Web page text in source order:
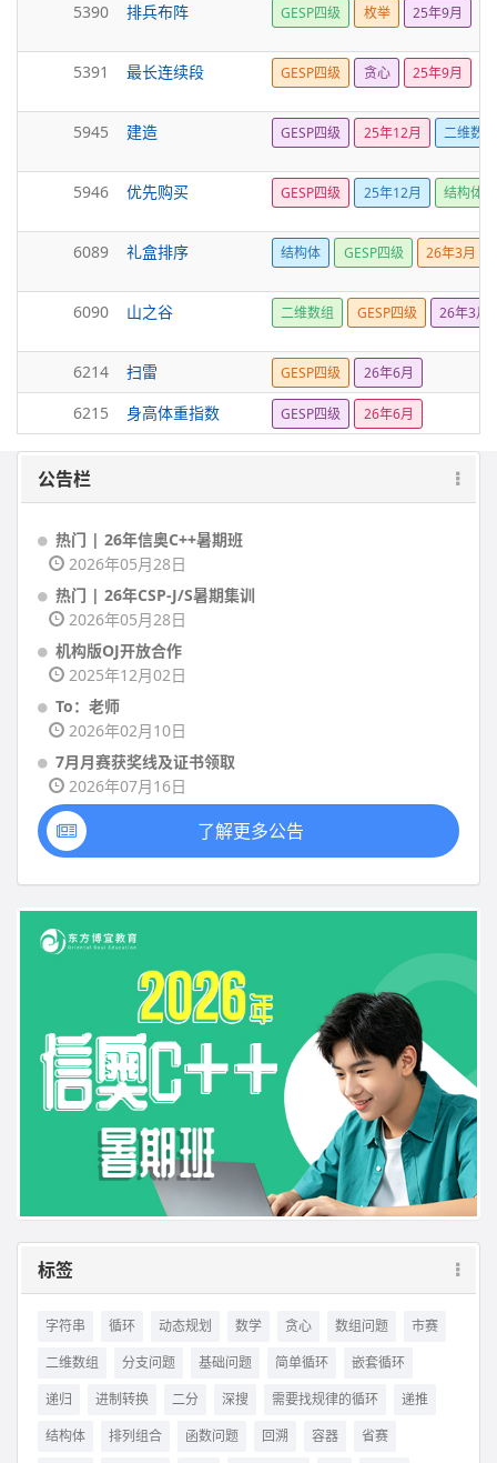
5390 排兵布阵 GESP四级 枚举 25年9月
5391 最长连续段 GESP四级 贪心 25年9月
5945 建造 GESP四级 25年12月 二维数组
5946 优先购买 GESP四级 25年12月 结构体
6089 礼盒排序 结构体 GESP四级 26年3月
6090 山之谷 二维数组 GESP四级 26年3月
6214 扫雷 GESP四级 26年6月
6215 身高体重指数 GESP四级 26年6月
公告栏
热门 | 26年信奥C++暑期班
2026年05月28日
热门 | 26年CSP-J/S暑期集训
2026年05月28日
机构版OJ开放合作
2025年12月02日
To：老师
2026年02月10日
7月月赛获奖线及证书领取
2026年07月16日
了解更多公告
标签
字符串 循环 动态规划 数学 贪心 数组问题
市赛
二维数组
分支问题 基础问题 简单循环
嵌套循环
递归
进制转换 二分 深搜 需要找规律的循环
递推
结构体
排列组合 函数问题 回溯 容器
省赛